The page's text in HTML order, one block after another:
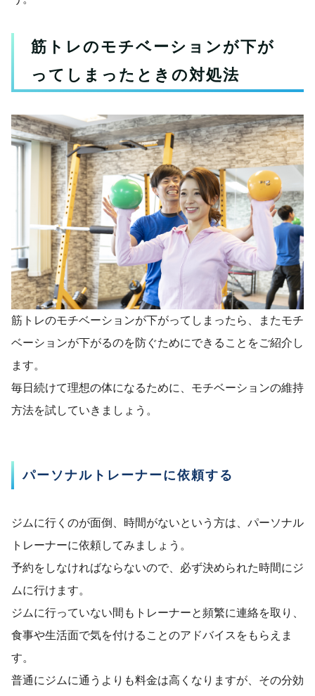
筋トレのモチベーションが下が
ってしまったときの対処法
筋トレのモチベーションが下がってしまったら、またモチ
ベーションが下がるのを防ぐためにできることをご紹介し
ます。
毎日続けて理想の体になるために、モチベーションの維持
方法を試していきましょう。
パーソナルトレーナーに依頼する
ジムに行くのが面倒、時間がないという方は、パーソナル
トレーナーに依頼してみましょう。
予約をしなければならないので、必ず決められた時間にジ
ムに行けます。
ジムに行っていない間もトレーナーと頻繁に連絡を取り、
食事や生活面で気を付けることのアドバイスをもらえま
す。
普通にジムに通うよりも料金は高くなりますが、その分効